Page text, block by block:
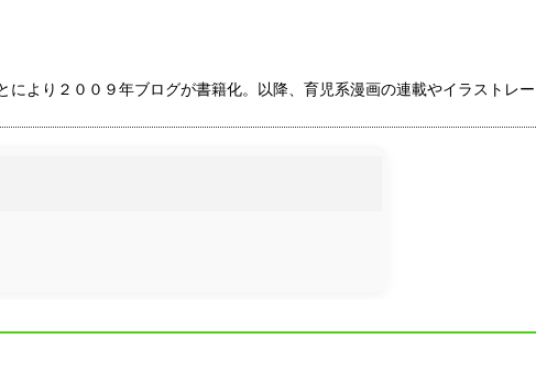
より２００９年ブログが書籍化。以降、育児系漫画の連載やイラストレ